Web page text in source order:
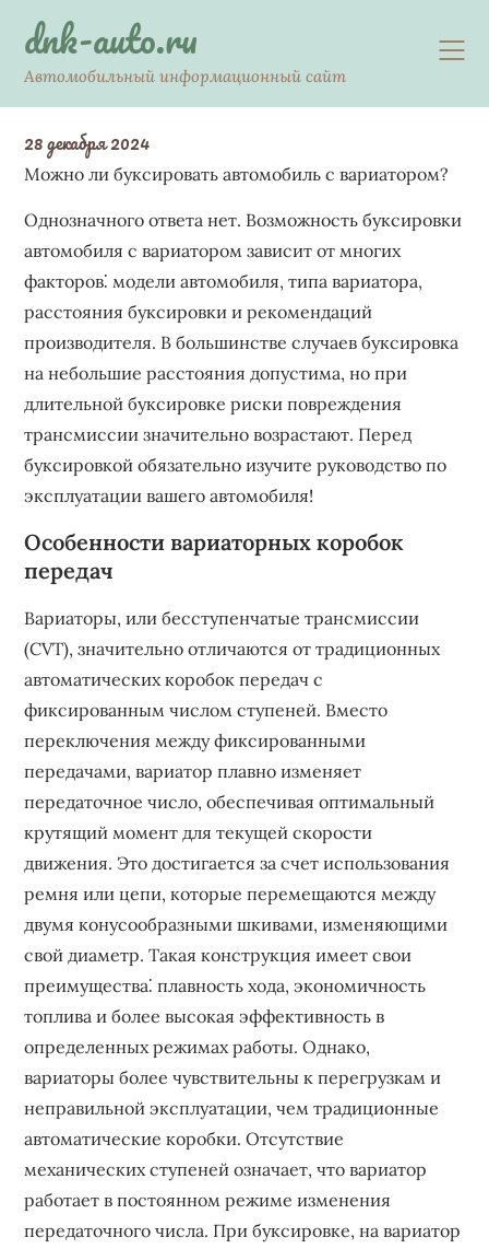
contentdnk-auto.ru
Автомобильный информационный сайт
28 декабря 2024
Можно ли буксировать автомобиль с вариатором?
Однозначного ответа нет. Возможность буксировки
автомобиля с вариатором зависит от многих
факторов⁚ модели автомобиля, типа вариатора,
расстояния буксировки и рекомендаций
производителя. В большинстве случаев буксировка
на небольшие расстояния допустима, но при
длительной буксировке риски повреждения
трансмиссии значительно возрастают. Перед
буксировкой обязательно изучите руководство по
эксплуатации вашего автомобиля!
Особенности вариаторных коробок
передач
Вариаторы, или бесступенчатые трансмиссии
(CVT), значительно отличаются от традиционных
автоматических коробок передач с
фиксированным числом ступеней. Вместо
переключения между фиксированными
передачами, вариатор плавно изменяет
передаточное число, обеспечивая оптимальный
крутящий момент для текущей скорости
движения. Это достигается за счет использования
ремня или цепи, которые перемещаются между
двумя конусообразными шкивами, изменяющими
свой диаметр. Такая конструкция имеет свои
преимущества⁚ плавность хода, экономичность
топлива и более высокая эффективность в
определенных режимах работы. Однако,
вариаторы более чувствительны к перегрузкам и
неправильной эксплуатации, чем традиционные
автоматические коробки. Отсутствие
механических ступеней означает, что вариатор
работает в постоянном режиме изменения
передаточного числа. При буксировке, на вариатор